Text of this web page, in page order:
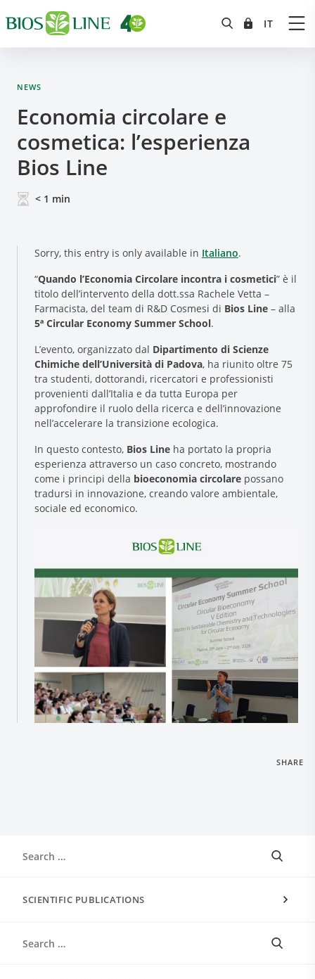
Research and Quality
Social & Environment
News
NEWS
Economia circolare e
cosmetica: l’esperienza
Bios Line
< 1 min
Sorry, this entry is only available in Italiano.
“Quando l’Economia Circolare incontra i cosmetici” è il
titolo dell’intervento della dott.ssa Rachele Vetta –
Farmacista, del team di R&D Cosmesi di Bios Line – alla
5ª Circular Economy Summer School.
L’evento, organizzato dal Dipartimento di Scienze
Chimiche dell’Università di Padova, ha riunito oltre 75
tra studenti, dottorandi, ricercatori e professionisti
provenienti dall’Italia e da tutta Europa per
approfondire il ruolo della ricerca e dell’innovazione
nell’accelerare la transizione ecologica.
In questo contesto, Bios Line ha portato la propria
esperienza attraverso un caso concreto, mostrando
come i principi della bioeconomia circolare possano
tradursi in innovazione, creando valore ambientale,
sociale ed economico.
SHARE
SCIENTIFIC PUBLICATIONS